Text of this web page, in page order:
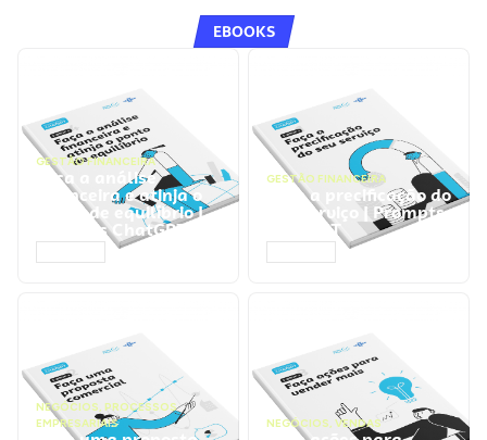
EBOOKS
GESTÃO FINANCEIRA
Faça a análise
financeira e atinja o
ponto de equilíbrio |
Prompts ChatGPT
GESTÃO FINANCEIRA
Faça a precificação do
seu serviço | Prompts
ChatGPT
NEGÓCIOS, PROCESSOS
EMPRESARIAIS
NEGÓCIOS, VENDAS